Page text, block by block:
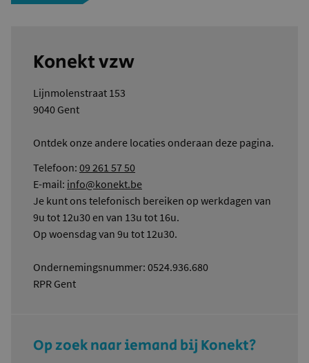
Konekt vzw
Lijnmolenstraat 153
9040 Gent
Ontdek onze andere locaties onderaan deze pagina.
Telefoon: 09 261 57 50
E-mail: info@konekt.be
Je kunt ons telefonisch bereiken op werkdagen van
9u tot 12u30 en van 13u tot 16u.
Op woensdag van 9u tot 12u30.
Ondernemingsnummer: 0524.936.680
RPR Gent
Op zoek naar iemand bij Konekt?